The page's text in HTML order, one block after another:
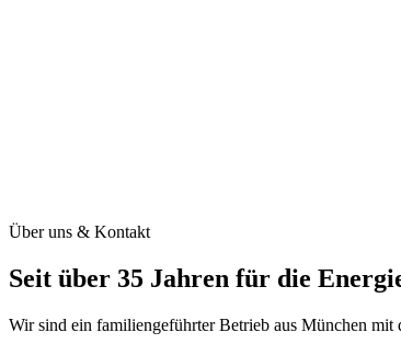
Über uns & Kontakt
Seit über 35 Jahren für die
Wir sind ein familiengeführter Betrieb aus München